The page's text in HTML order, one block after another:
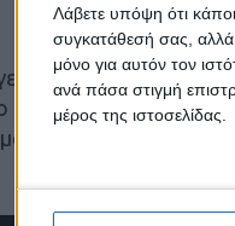
Λάβετε υπόψη ότι
συγκατάθεσή σας, αλλά
μόνο για αυτόν τον
ανά πάσα στιγμή
μέρος της ιστοσελίδας.
της Δευτέρας
επίκεντρο λόγω της
με το ήδη